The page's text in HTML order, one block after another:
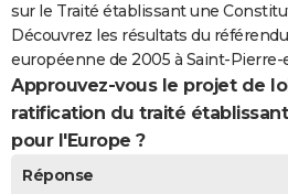
FORUM
Bricolage
Lifestyle
Culture
Sport
Auto
Television
Voyage
Cinema
sur le Traité établissant une
Découvrez les résultats du
européenne de 2005 à Saint-Pierre-
Approuvez-vous le projet de
ratification du traité
pour l'Europe ?
Réponse